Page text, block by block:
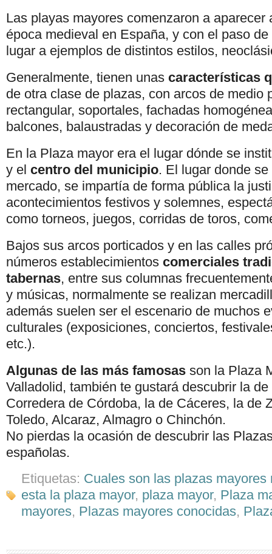
Las playas mayores comenzaron a aparecer
época medieval en España, y con el paso
lugar a ejemplos de distintos estilos,
Generalmente, tienen unas características
de otra clase de plazas, con arcos de medio
rectangular, soportales, fachadas
balcones, balaustradas y decoración de
En la Plaza mayor era el lugar dónde se
y el centro del municipio. El lugar donde
mercado, se impartía de forma pública la
acontecimientos festivos y solemnes,
como torneos, juegos, corridas de toros,
Bajos sus arcos porticados y en las calles
números establecimientos comerciales
tabernas, entre sus columnas
y músicas, normalmente se realizan
además suelen ser el escenario de muchos
culturales (exposiciones, conciertos,
etc.).
Algunas de las más famosas son la Plaza
Valladolid, también te gustará descubrir la
Corredera de Córdoba, la de Cáceres, la de
Toledo, Alcaraz, Almagro o Chinchón.
No pierdas la ocasión de descubrir las
españolas.
Etiquetas: Cuales son las plazas mayores
esta la plaza mayor, plaza mayor, Plaza
mayores, Plazas mayores conocidas,